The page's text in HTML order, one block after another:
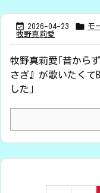
 2026-04-23  モ
牧野真莉愛
牧野真莉愛｢昔から
さぎ』が歌いたくて
した｣